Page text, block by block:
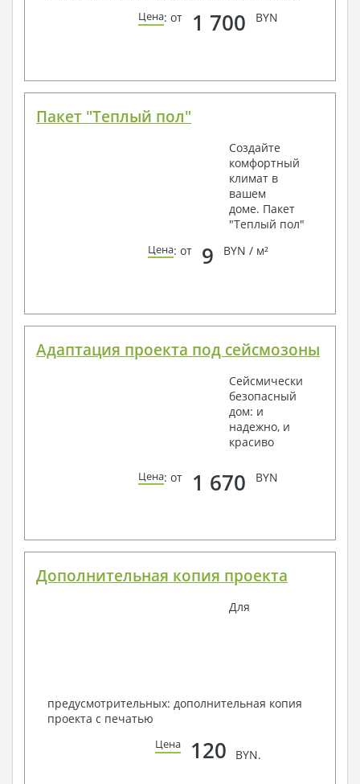
Цена: от 1 700 BYN
Пакет "Теплый пол"
Создайте
комфортный
климат в
вашем
доме. Пакет
"Теплый пол"
Цена: от 9 BYN / м²
Адаптация проекта под сейсмозоны
Сейсмически
безопасный
дом: и
надежно, и
красиво
Цена: от 1 670 BYN
Дополнительная копия проекта
Для
предусмотрительных: дополнительная копия
проекта с печатью
Цена 120 BYN.